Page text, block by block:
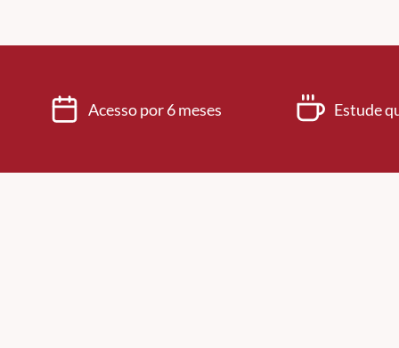
Acesso por 6 meses Estude